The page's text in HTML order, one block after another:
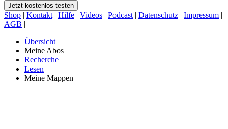
Jetzt kostenlos testen
Shop | Kontakt | Hilfe | Videos | Podcast | Datenschutz | Impressum |
AGB |
Übersicht
Meine Abos
Recherche
Lesen
Meine Mappen